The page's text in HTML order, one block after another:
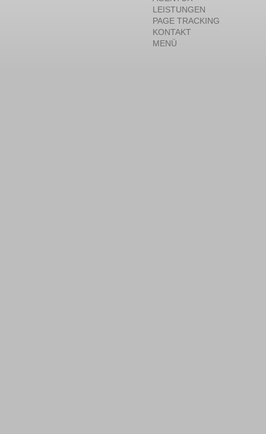
LEISTUNGEN
PAGE TRACKING
KONTAKT
MENÜ